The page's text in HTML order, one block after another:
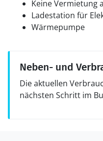
Keine Vermietung
Ladestation für
Wärmepumpe
Neben- und
Die aktuellen
nächsten Schritt im